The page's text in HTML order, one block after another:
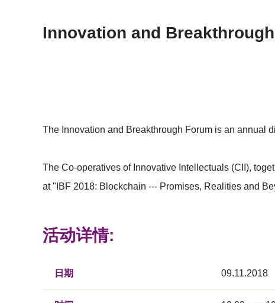
Innovation and
The Innovation and Breakthrough Forum is an annual
The Co-operatives of Innovative Intellectuals (CII),
at "IBF 2018: Blockchain --- Promises, Realities and
活动详情:
日期 09.11.2018